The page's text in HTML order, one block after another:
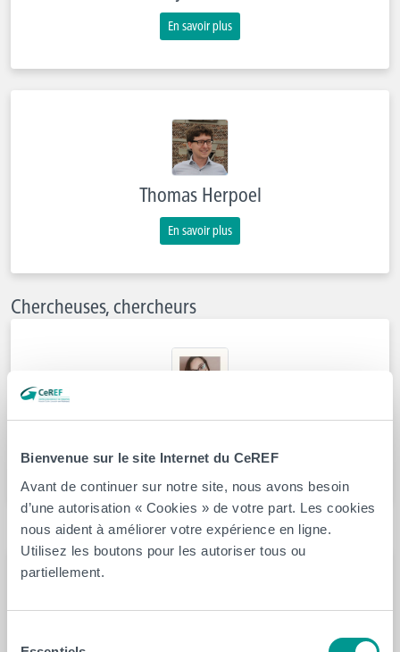
Bienvenue sur le site Internet du CeREF
Avant de continuer sur notre site, nous avons besoin
d’une autorisation « Cookies » de votre part. Les cookies
nous aident à améliorer votre expérience en ligne.
Utilisez les boutons pour les autoriser tous ou
partiellement.
En savoir plus
Thomas Herpoel
En savoir plus
Chercheuses, chercheurs
Aymeline Giloteau
En savoir plus
Staff administratif, scientifique et technique